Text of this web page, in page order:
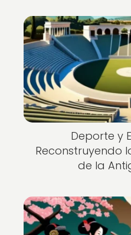
Deporte y
Reconstruyendo
de la